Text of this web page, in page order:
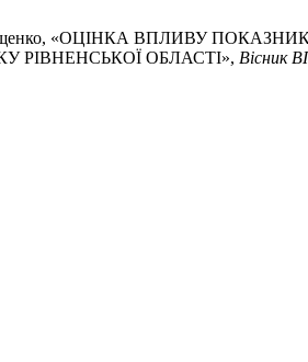
«ОЦІНКА ВПЛИВУ
РІВНЕНСЬКОЇ ОБЛАСТІ», Вісник